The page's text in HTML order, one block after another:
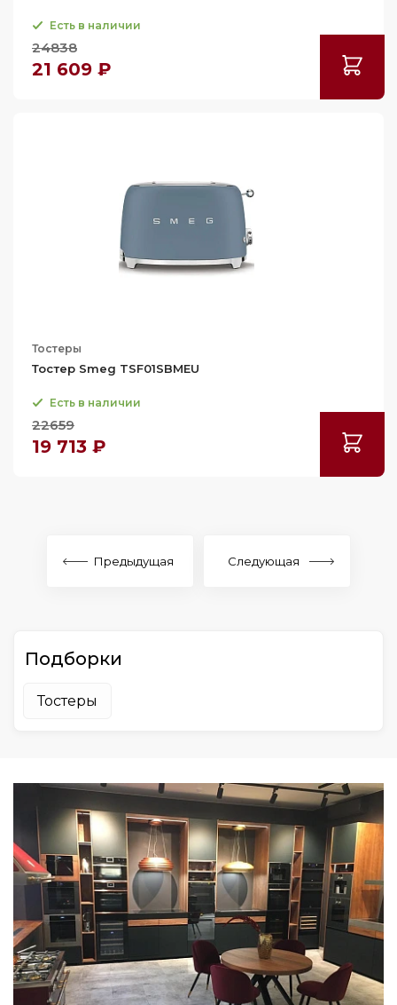
Есть в наличии
24838
21 609 ₽
Тостеры
Тостер Smeg TSF01SBMEU
Есть в наличии
22659
19 713 ₽
Предыдущая Следующая
Подборки
Тостеры